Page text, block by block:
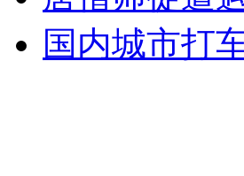
消防员救轻生者 花炮节热闹非凡
国内城市打